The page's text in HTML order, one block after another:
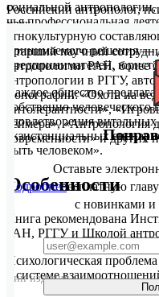
социальной антропологии,
чья профессиональная
этнокультурную
принимаемого решения —
предпринимателей,
Каждое общество
собственно
удовлетворения
экзистенциальных
быть человеком».
Особенности
Книга рекомендована
РАН, РГГУ и Школой
Психологическая
в системе
Российский антрополог,
наук.
Старший научный
антропологии РАН, более
антропологии в РГГУ,
монографий: «Охота на
интолерантности»,
геймера», «Антропология
современности» и других
Подробнее
Тип издания
Оставьте
бесплатную
с новинками и